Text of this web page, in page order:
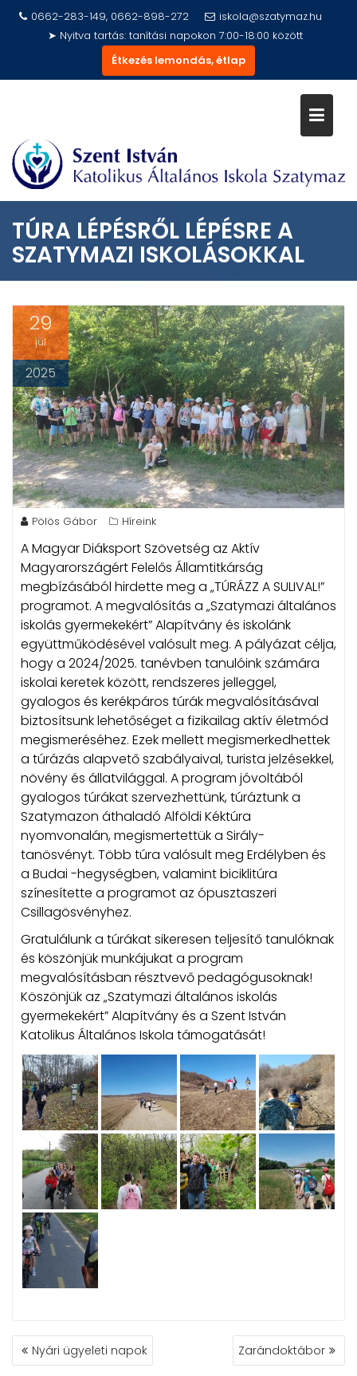
0662-283-149, 0662-898-272
iskola@szatymaz.hu
➤ Nyitva tartás: tanítási napokon 7:00-18:00 között
Étkezés lemondás, étlap
TÚRA LÉPÉSRŐL LÉPÉSRE A
SZATYMAZI ISKOLÁSOKKAL
29
júl
2025
Pölös Gábor Híreink
A Magyar Diáksport Szövetség az Aktív
Magyarországért Felelős Államtitkárság
megbízásából hirdette meg a „TÚRÁZZ A SULIVAL!”
programot. A megvalósítás a „Szatymazi általános
iskolás gyermekekért” Alapítvány és iskolánk
együttműködésével valósult meg. A pályázat célja,
hogy a 2024/2025. tanévben tanulóink számára
iskolai keretek között, rendszeres jelleggel,
gyalogos és kerékpáros túrák megvalósításával
biztosítsunk lehetőséget a fizikailag aktív életmód
megismeréséhez. Ezek mellett megismerkedhettek
a túrázás alapvető szabályaival, turista jelzésekkel,
növény és állatvilággal. A program jóvoltából
gyalogos túrákat szervezhettünk, túráztunk a
Szatymazon áthaladó Alföldi Kéktúra
nyomvonalán, megismertettük a Sirály-
tanösvényt. Több túra valósult meg Erdélyben és
a Budai -hegységben, valamint biciklitúra
színesítette a programot az ópusztaszeri
Csillagösvényhez.
Gratulálunk a túrákat sikeresen teljesítő tanulóknak
és köszönjük munkájukat a program
megvalósításban résztvevő pedagógusoknak!
Köszönjük az „Szatymazi általános iskolás
gyermekekért” Alapítvány és a Szent István
Katolikus Általános Iskola támogatását!
BEJEGYZÉS
NAVIGÁCIÓ
Nyári ügyeleti napok Zarándoktábor